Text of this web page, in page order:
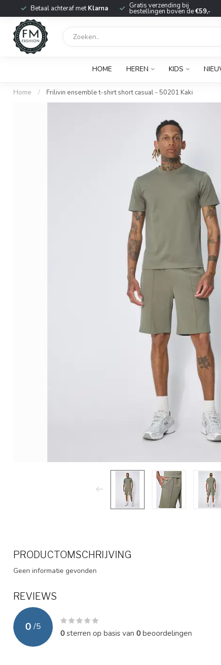
Betaal achteraf metKlarna Gratis verzending bij
bestellingen boven de€59,-
HOME HEREN KIDS
Home / Frilivin ensemble t-shirt short casual - 50201 Kaki
PRODUCTOMSCHRIJVING
Geen informatie gevonden
REVIEWS
0 /5
0sterren op basis van 0beoordelingen